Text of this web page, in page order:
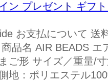
ン プレゼント ギフ
お支払について 送
品名 AIR BEADS
ご形 サイズ／重量/
地：ポリエステル